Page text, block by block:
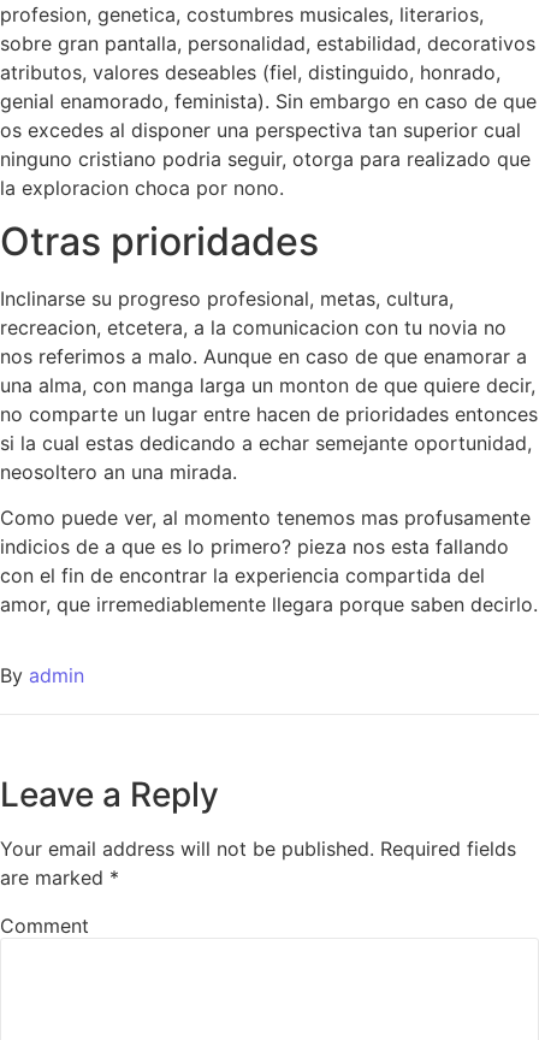
profesion, genetica, costumbres musicales, literarios,
sobre gran pantalla, personalidad, estabilidad, decorativos
atributos, valores deseables (fiel, distinguido, honrado,
genial enamorado, feminista). Sin embargo en caso de que
os excedes al disponer una perspectiva tan superior cual
ninguno cristiano podria seguir, otorga para realizado que
la exploracion choca por nono.
Otras prioridades
Inclinarse su progreso profesional, metas, cultura,
recreacion, etcetera, a la comunicacion con tu novia no
nos referimos a malo. Aunque en caso de que enamorar a
una alma, con manga larga un monton de que quiere decir,
no comparte un lugar entre hacen de prioridades entonces
si la cual estas dedicando a echar semejante oportunidad,
neosoltero an una mirada.
Como puede ver, al momento tenemos mas profusamente
indicios de a que es lo primero? pieza nos esta fallando
con el fin de encontrar la experiencia compartida del
amor, que irremediablemente llegara porque saben decirlo.
By admin
Leave a Reply
Your email address will not be published. Required fields
are marked *
Comment